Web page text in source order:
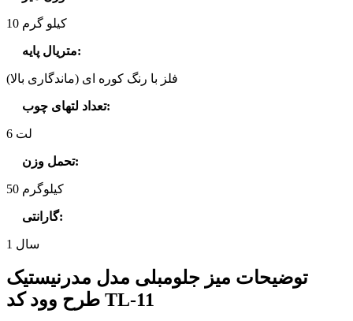
10 کیلو گرم
متریال پایه:
فلز با رنگ کوره ای (ماندگاری بالا)
تعداد لتهای چوب:
6 لت
تحمل وزن:
50 کیلوگرم
گارانتی:
1 سال
توضیحات میز جلومبلی مدل مدرنیستیک
طرح وود کد TL-11